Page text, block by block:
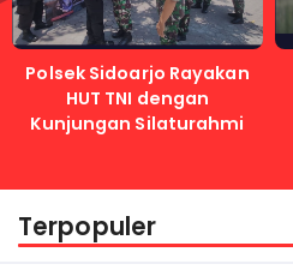
Polsek Sidoarjo Rayakan
HUT TNI dengan
Kunjungan Silaturahmi
Terpopuler